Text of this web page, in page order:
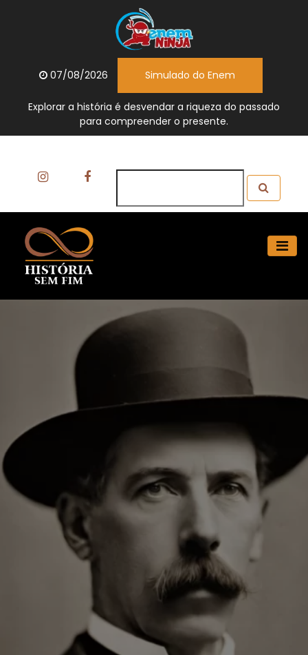
07/08/2026 Simulado do Enem
Explorar a história é desvendar a riqueza do passado
para compreender o presente.